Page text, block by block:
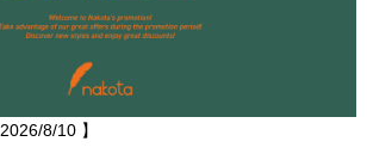
2026/8/10】